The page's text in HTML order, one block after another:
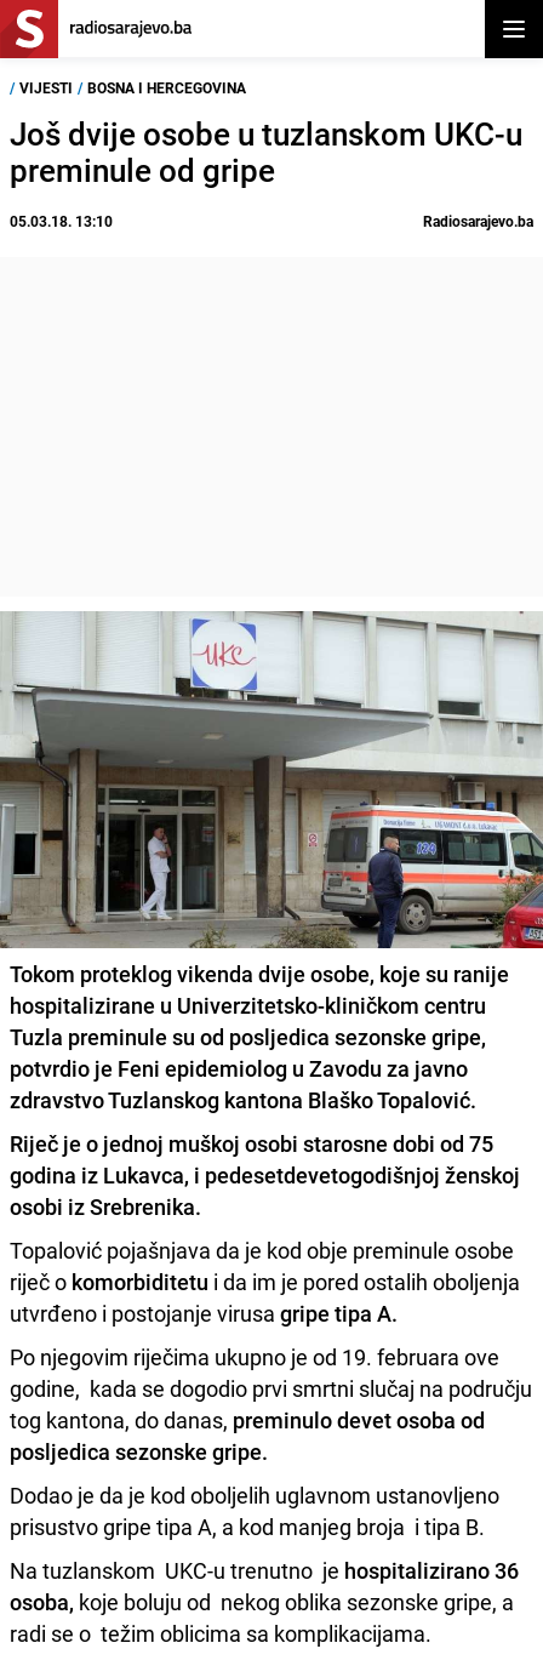
/ VIJESTI / BOSNA I HERCEGOVINA
Još dvije osobe u tuzlanskom UKC-u
preminule od gripe
05.03.18. 13:10 Radiosarajevo.ba
Tokom proteklog vikenda dvije osobe, koje su ranije
hospitalizirane u Univerzitetsko-kliničkom centru
Tuzla preminule su od posljedica sezonske gripe,
potvrdio je Feni epidemiolog u Zavodu za javno
zdravstvo Tuzlanskog kantona Blaško Topalović.
Riječ je o jednoj muškoj osobi starosne dobi od 75
godina iz Lukavca, i pedesetdevetogodišnjoj ženskoj
osobi iz Srebrenika.
Topalović pojašnjava da je kod obje preminule osobe
riječ o komorbiditetu i da im je pored ostalih oboljenja
utvrđeno i postojanje virusa gripe tipa A.
Po njegovim riječima ukupno je od 19. februara ove
godine, kada se dogodio prvi smrtni slučaj na području
tog kantona, do danas, preminulo devet osoba od
posljedica sezonske gripe.
Dodao je da je kod oboljelih uglavnom ustanovljeno
prisustvo gripe tipa A, a kod manjeg broja i tipa B.
Na tuzlanskom UKC-u trenutno je hospitalizirano 36
osoba, koje boluju od nekog oblika sezonske gripe, a
radi se o težim oblicima sa komplikacijama.